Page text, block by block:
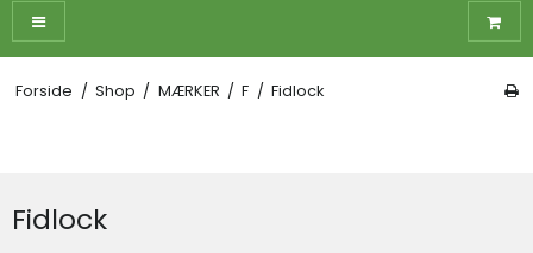
Forside / Shop / MÆRKER / F / Fidlock
Fidlock